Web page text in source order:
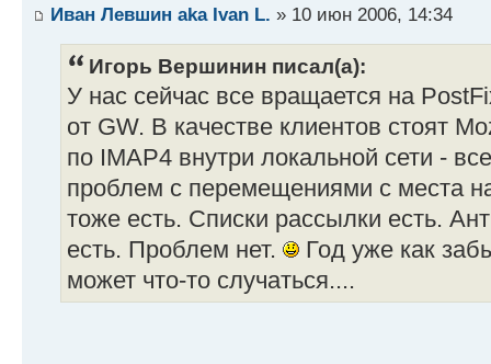
Иван Левшин aka Ivan L. » 10 июн 2006, 14:34
Игорь Вершинин писал(а):
У нас сейчас все вращается на
от GW. В качестве клиентов стоят
по IMAP4 внутри локальной сети -
проблем с перемещениями с места
тоже есть. Списки рассылки есть.
есть. Проблем нет.
Год уже как
может что-то случаться....